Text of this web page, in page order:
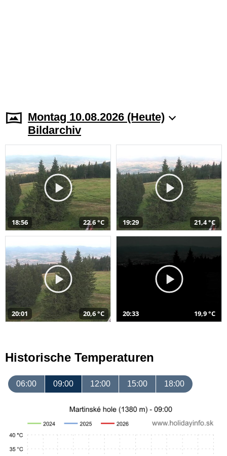
Montag 10.08.2026 (Heute)
Bildarchiv
18:56 22,6 °C 19:29 21,4 °C
20:01 20,6 °C 20:33 19,9 °C
Historische Temperaturen
06:00 09:00 12:00 15:00 18:00